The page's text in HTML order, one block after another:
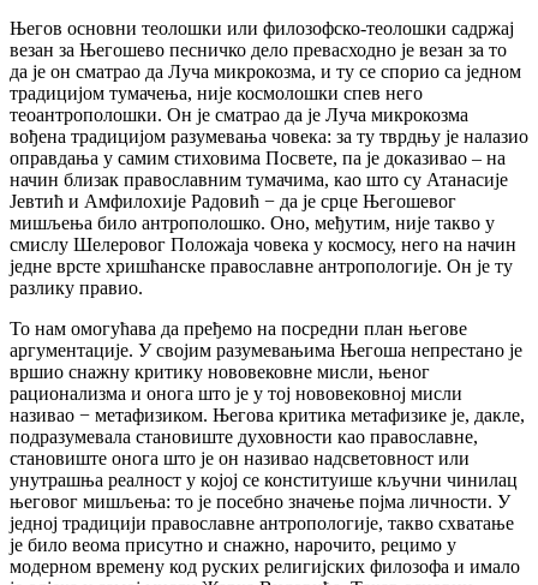
Његов основни теолошки или филозофско-теолошки садржај
везан за Његошево песничко дело превасходно је везан за то
да је он сматрао да Луча микрокозма, и ту се спорио са једном
традицијом тумачења, није космолошки спев него
теоантрополошки. Он је сматрао да је Луча микрокозма
вођена традицијом разумевања човека: за ту тврдњу је налазио
оправдања у самим стиховима Посвете, па је доказивао – на
начин близак православним тумачима, као што су Атанасије
Јевтић и Амфилохије Радовић − да је срце Његошевог
мишљења било антрополошко. Оно, међутим, није такво у
смислу Шелеровог Положаја човека у космосу, него на начин
једне врсте хришћанске православне антропологије. Он је ту
разлику правио.
То нам омогућава да пређемо на посредни план његове
аргументације. У својим разумевањима Његоша непрестано је
вршио снажну критику нововековне мисли, њеног
рационализма и онога што је у тој нововековној мисли
називао − метафизиком. Његова критика метафизике је, дакле,
подразумевала становиште духовности као православне,
становиште онога што је он називао надсветовност или
унутрашња реалност у којој се конституише кључни чинилац
његовог мишљења: то је посебно значење појма личности. У
једној традицији православне антропологије, такво схватање
је било веома присутно и снажно, нарочито, рецимо у
модерном времену код руских религијских филозофа и имало